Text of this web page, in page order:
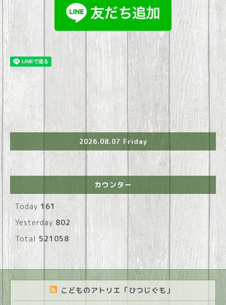
2026.08.07 Friday
カウンター
Today 161
Yesterday 802
Total521058
こどものアトリエ「ひつじぐも」